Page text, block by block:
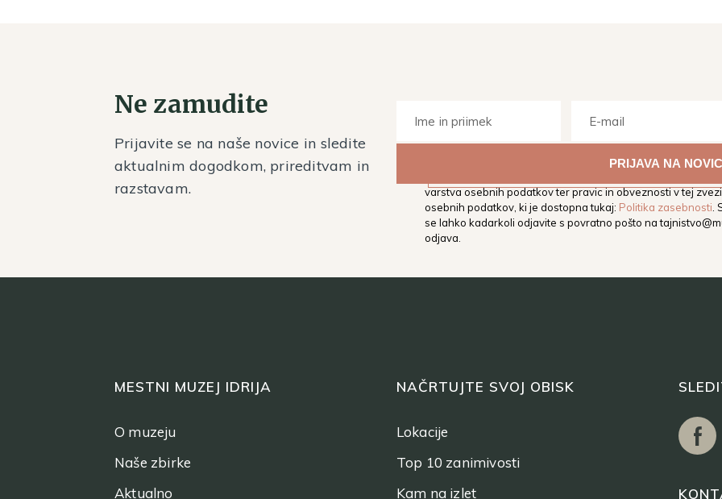
Ne zamudite
Prijavite se na naše novice in sledite
aktualnim dogodkom, prireditvam in
razstavam.
Z vpisom svojega elektronskega naslova soglašate, da vas
varstva osebnih podatkov ter pravic in obveznosti v tej
osebnih podatkov, ki je dostopna tukaj: Politika zasebnosti
se lahko kadarkoli odjavite s povratno pošto na
odjava.
MESTNI MUZEJ IDRIJA
O muzeju
Naše zbirke
Aktualno
NAČRTUJTE SVOJ OBISK
Lokacije
Top 10 zanimivosti
Kam na izlet